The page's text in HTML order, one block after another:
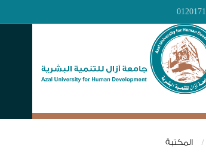
المكتبة